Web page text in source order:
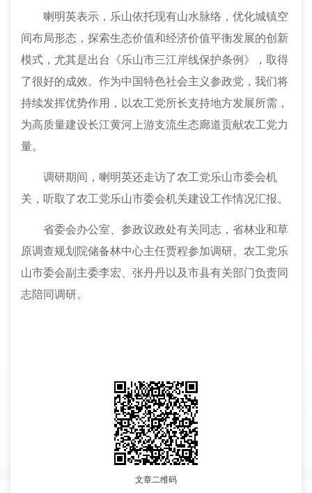
喇明英表示，乐山依托现有山水脉络，优化城镇空
间布局形态，探索生态价值和经济价值平衡发展的创新
模式，尤其是出台《乐山市三江岸线保护条例》，取得
了很好的成效。作为中国特色社会主义参政党，我们将
持续发挥优势作用，以农工党所长支持地方发展所需，
为高质量建设长江黄河上游支流生态廊道贡献农工党力
量。
调研期间，喇明英还走访了农工党乐山市委会机
关，听取了农工党乐山市委会机关建设工作情况汇报。
省委会办公室、参政议政处有关同志，省林业和草
原调查规划院储备林中心主任贾程参加调研。 农工党乐
山市委会副主委李宏、张丹丹以及市县有关部门负责同
志陪同调研。
文章二维码